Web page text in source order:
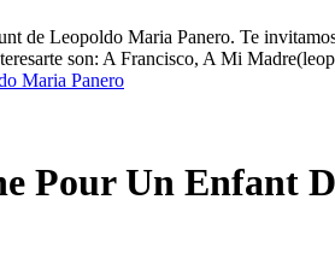
de Leopoldo Maria Panero. Te
son: A Francisco, A Mi
Maria Panero
Pour Un Enfant